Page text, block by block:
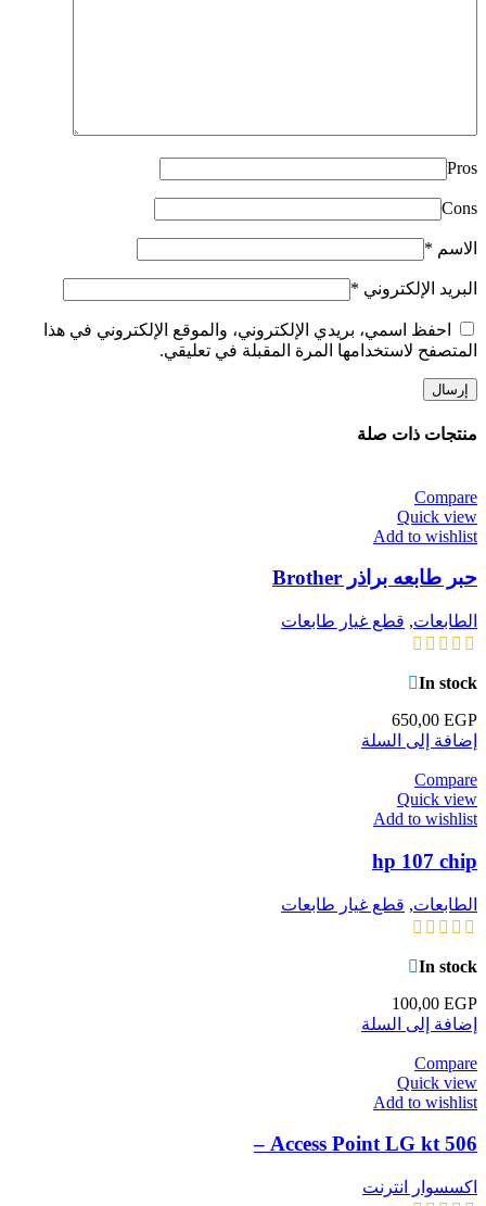
Pros
Cons
الاسم *
البريد الإلكتروني *
احفظ اسمي، بريدي الإلكتروني، والموقع الإلكتروني في هذا
المتصفح لاستخدامها المرة المقبلة في تعليقي.
منتجات ذات صلة
Compare
Quick view
Add to wishlist
حبر طابعه براذر Brother
الطابعات, قطع غيار طابعات
In stock
650,00 EGP
إضافة إلى السلة
Compare
Quick view
Add to wishlist
hp 107 chip
الطابعات, قطع غيار طابعات
In stock
100,00 EGP
إضافة إلى السلة
Compare
Quick view
Add to wishlist
Access Point LG kt 506 –
اكسسوار انترنت